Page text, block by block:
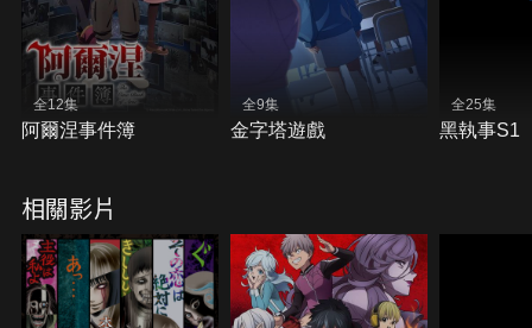
全12集
阿爾涅事件簿
全9集
金字塔遊戲
全25集
黑執事S1
相關影片